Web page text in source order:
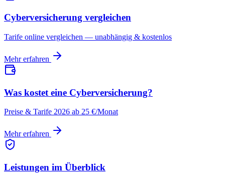
Cyberversicherung vergleichen
Tarife online vergleichen — unabhängig & kostenlos
Mehr erfahren
Was kostet eine Cyberversicherung?
Preise & Tarife 2026 ab 25 €/Monat
Mehr erfahren
Leistungen im Überblick